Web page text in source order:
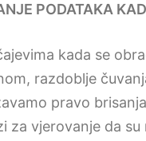
PODATAKA
kada se
razdoblje
pravo
za vjerovanje da